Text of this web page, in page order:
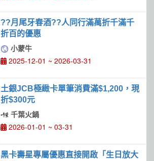
??月尾牙春酒??人同行滿萬折千滿千
折百的優惠
小蒙牛
2025-12-01 ~ 2026-03-31
土銀JCB極緻卡單筆消費滿$1,200，現
折$300元
千葉火鍋
2026-01-01 ~ 03-31
黑卡壽星專屬優惠直接開啟「生日放大